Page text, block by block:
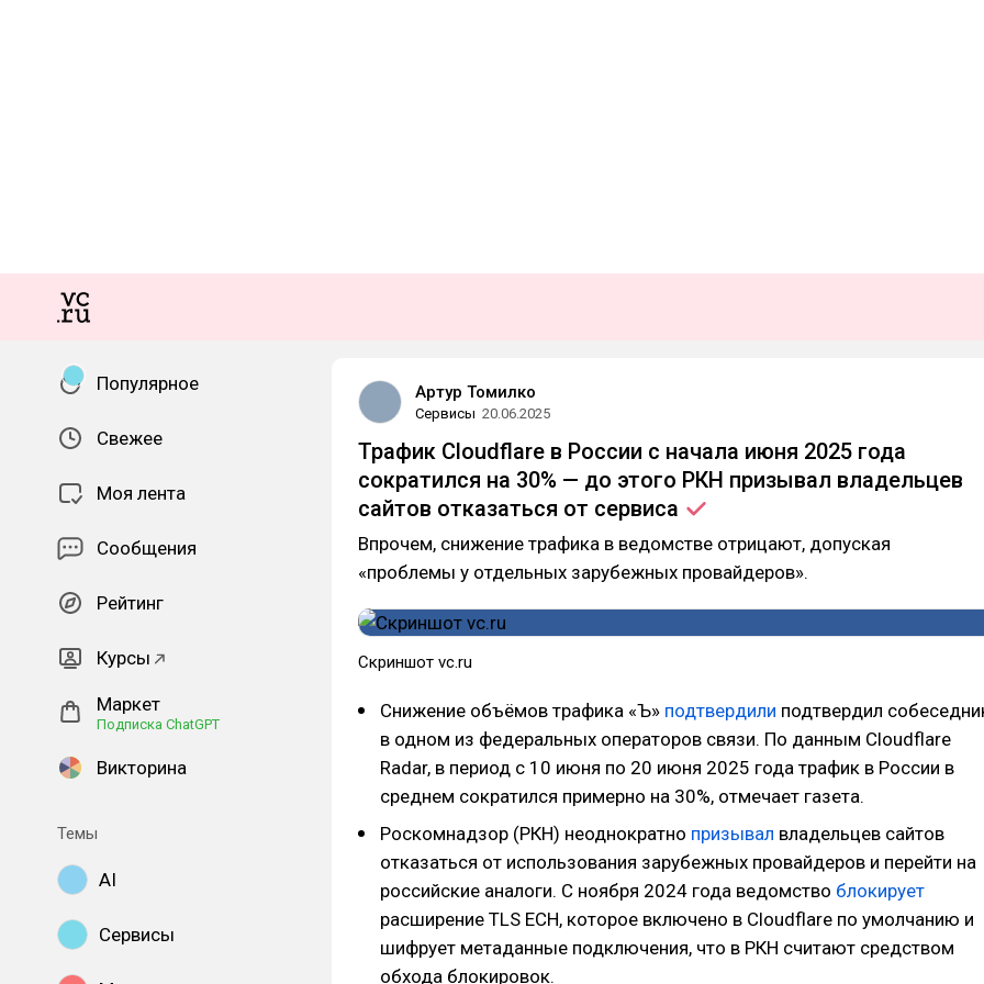
Популярное
Свежее
Моя лента
Сообщения
Рейтинг
Курсы
Маркет
Подписка ChatGPT
Викторина
Темы
AI
Сервисы
Артур Томилко
Сервисы 20.06.2025
Трафик Cloudflare в России с начала июня 2025 года
сократился на 30% — до этого РКН призывал владельцев
сайтов отказаться от сервиса
Впрочем, снижение трафика в ведомстве отрицают, допуская
«проблемы у отдельных зарубежных провайдеров».
Скриншот vc.ru
Снижение объёмов трафика «Ъ» подтвердили подтвердил
в одном из федеральных операторов связи. По данным Cloudflare
Radar, в период с 10 июня по 20 июня 2025 года трафик в России в
среднем сократился примерно на 30%, отмечает газета.
Роскомнадзор (РКН) неоднократно призывал владельцев сайтов
отказаться от использования зарубежных провайдеров и перейти на
российские аналоги. С ноября 2024 года ведомство блокирует
расширение TLS ECH, которое включено в Cloudflare по умолчанию и
шифрует метаданные подключения, что в РКН считают средством
обхода блокировок.